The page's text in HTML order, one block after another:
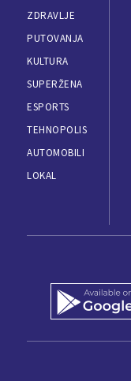
ZDRAVLJE
PUTOVANJA
KULTURA
SUPERŽENA
ESPORTS
TEHNOPOLIS
AUTOMOBILI
LOKAL